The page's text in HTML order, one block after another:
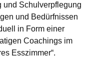
und Schulverpflegung
und Bedürfnissen
in Form einer
Coachings im
Esszimmer“.